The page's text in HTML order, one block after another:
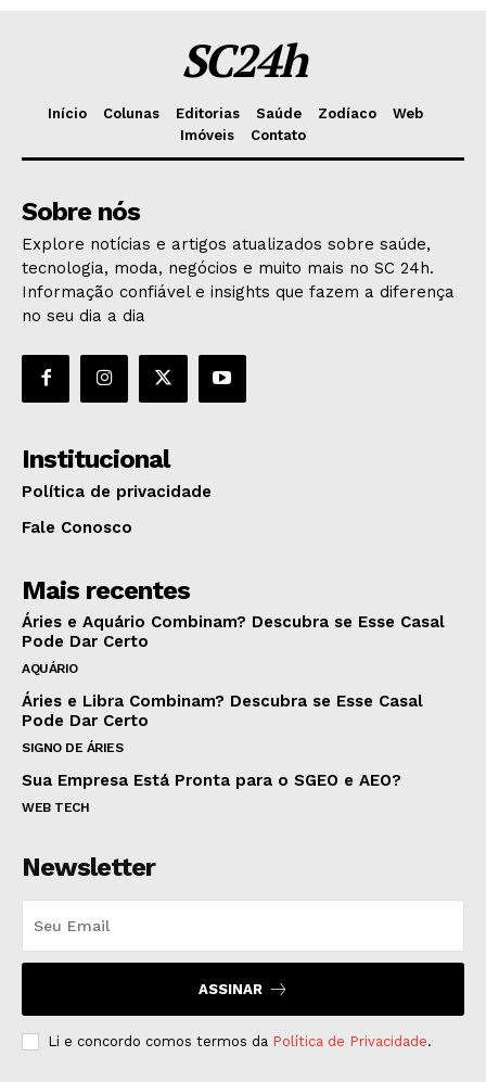
SC24h
Início Colunas Editorias Saúde Zodíaco
Web
Imóveis
Contato
Sobre nós
Explore notícias e artigos atualizados sobre saúde,
tecnologia, moda, negócios e muito mais no SC 24h.
Informação confiável e insights que fazem a diferença
no seu dia a dia
Institucional
Política de privacidade
Fale Conosco
Mais recentes
Áries e Aquário Combinam? Descubra se Esse Casal
Pode Dar Certo
AQUÁRIO
Áries e Libra Combinam? Descubra se Esse Casal
Pode Dar Certo
SIGNO DE ÁRIES
Sua Empresa Está Pronta para o SGEO e AEO?
WEB TECH
Newsletter
ASSINAR
Li e concordo comos termos da Política de Privacidade.